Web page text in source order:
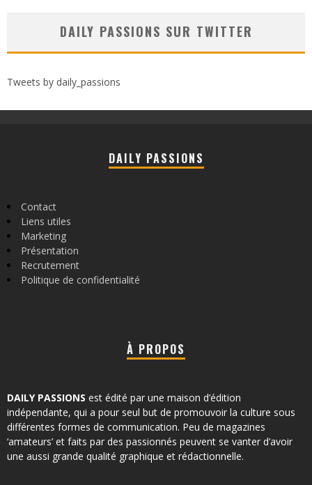
DAILY PASSIONS SUR TWITTER
Tweets by daily_passions
DAILY PASSIONS
Contact
Liens utiles
Marketing
Présentation
Recrutement
Politique de confidentialité
À PROPOS
DAILY PASSIONS est édité par une maison d’édition
indépendante, qui a pour seul but de promouvoir la culture sous
différentes formes de communication. Peu de magazines
‘amateurs’ et faits par des passionnés peuvent se vanter d’avoir
une aussi grande qualité graphique et rédactionnelle.